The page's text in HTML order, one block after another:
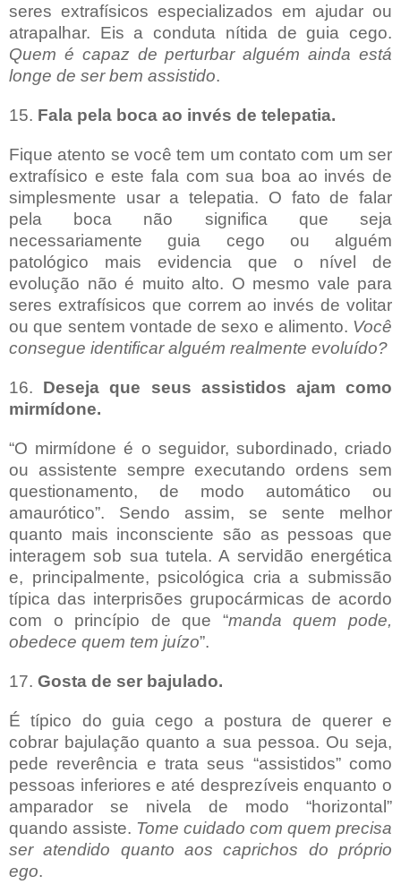
seres extrafísicos especializados em ajudar ou
atrapalhar. Eis a conduta nítida de guia cego.
Quem é capaz de perturbar alguém ainda está
longe de ser bem assistido.
15. Fala pela boca ao invés de telepatia.
Fique atento se você tem um contato com um ser
extrafísico e este fala com sua boa ao invés de
simplesmente usar a telepatia. O fato de falar
pela boca não significa que seja
necessariamente guia cego ou alguém
patológico mais evidencia que o nível de
evolução não é muito alto. O mesmo vale para
seres extrafísicos que correm ao invés de volitar
ou que sentem vontade de sexo e alimento. Você
consegue identificar alguém realmente evoluído?
16. Deseja que seus assistidos ajam como
mirmídone.
“O mirmídone é o seguidor, subordinado, criado
ou assistente sempre executando ordens sem
questionamento, de modo automático ou
amaurótico”. Sendo assim, se sente melhor
quanto mais inconsciente são as pessoas que
interagem sob sua tutela. A servidão energética
e, principalmente, psicológica cria a submissão
típica das interprisões grupocármicas de acordo
com o princípio de que “manda quem pode,
obedece quem tem juízo”.
17. Gosta de ser bajulado.
É típico do guia cego a postura de querer e
cobrar bajulação quanto a sua pessoa. Ou seja,
pede reverência e trata seus “assistidos” como
pessoas inferiores e até desprezíveis enquanto o
amparador se nivela de modo “horizontal”
quando assiste. Tome cuidado com quem precisa
ser atendido quanto aos caprichos do próprio
ego.